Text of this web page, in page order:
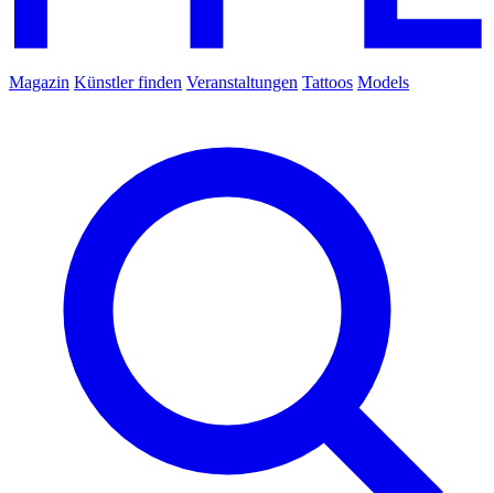
Magazin Künstler finden Veranstaltungen Tattoos Models